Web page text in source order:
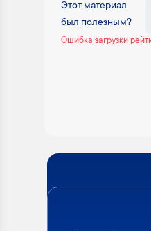
Этот материал
был полезным?
Ошибка загрузки